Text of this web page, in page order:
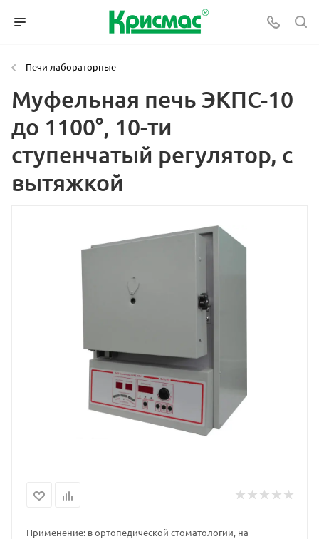
Печи лабораторные
Муфельная печь ЭКПС-10
до 1100°, 10-ти
ступенчатый регулятор, с
вытяжкой
Применение: в ортопедической стоматологии, на